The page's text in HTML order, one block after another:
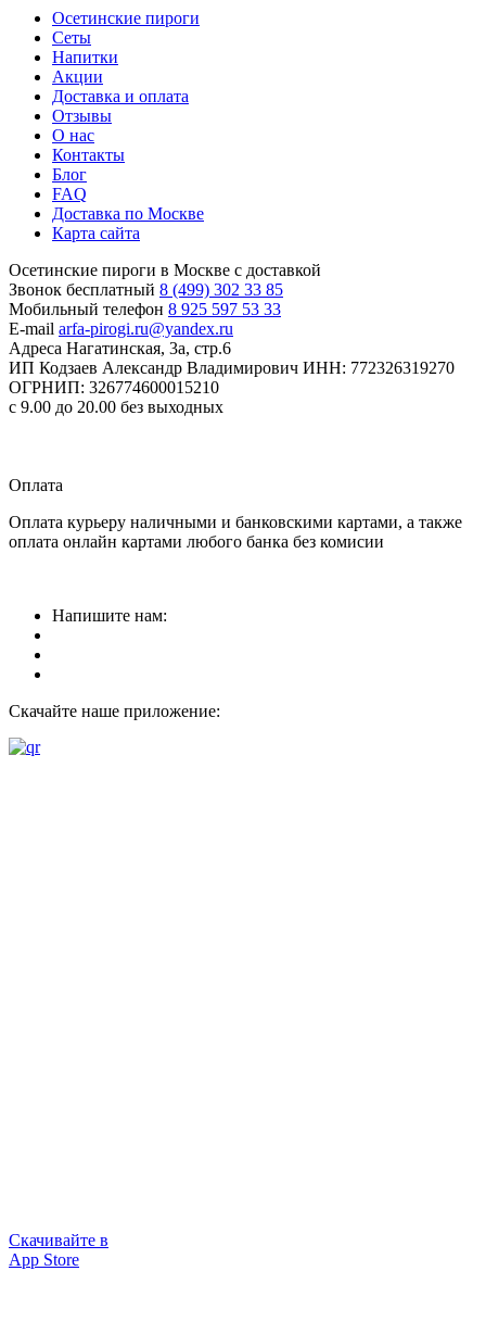
Осетинские пироги
Сеты
Напитки
Акции
Доставка и оплата
Отзывы
О нас
Контакты
Блог
FAQ
Доставка по Москве
Карта сайта
Осетинские пироги в Москве с доставкой
Звонок бесплатный 8 (499) 302 33 85
Мобильный телефон 8 925 597 53 33
E-mail arfa-pirogi.ru@yandex.ru
Адреса Нагатинская, 3а, стр.6
ИП Кодзаев Александр Владимирович ИНН: 772326319270
ОГРНИП: 326774600015210
с 9.00 до 20.00 без выходных
Оплата
Оплата курьеру наличными и банковскими картами, а также
оплата онлайн картами любого банка без комисии
Напишите нам:
Скачайте наше приложение:
Скачивайте в
App Store